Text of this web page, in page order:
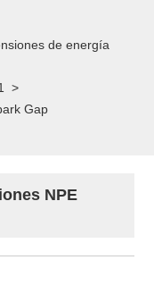
de energía
>
Gap
NPE